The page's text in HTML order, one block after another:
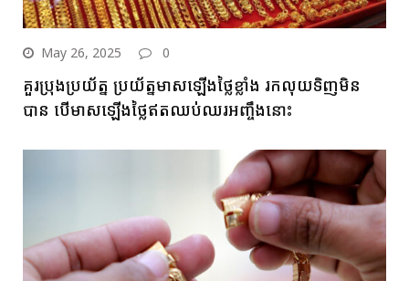
May 26, 2025 0
គួរប្រុងប្រយ័ត្ន ប្រយ័ត្នមាសឡើងថ្លៃខ្លាំង រកលុយទិញមិន
បាន បើមាសឡើងថ្លៃឥតឈប់ឈរអញ្ចឹងនោះ